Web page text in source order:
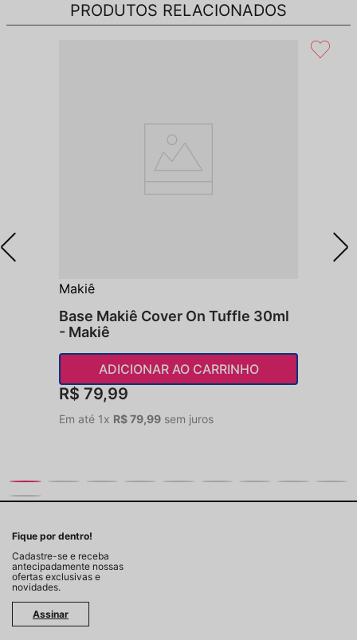
PRODUTOS RELACIONADOS
Makiê
Base Makiê Cover On Tuffle 30ml
- Makiê
ADICIONAR AO CARRINHO
R$ 79,99
Em até 1x R$79,99 sem juros
Fique por dentro!
Cadastre-se e receba
antecipadamente nossas
ofertas exclusivas e
novidades.
Assinar